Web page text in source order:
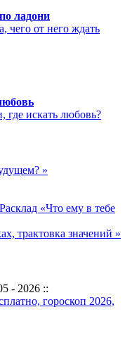
ладони
чего от него ждать
где искать любовь?
»
«Что ему в тебе
трактовка значений »
- 2026 ::
гороскоп 2026,